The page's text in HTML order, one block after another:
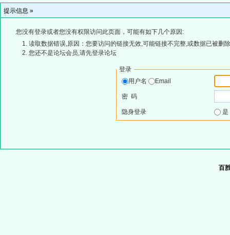
提示信息 »
您没有登录或者您没有权限访问此页面，可能有如下几个原因:
读取数据错误,原因：您要访问的链接无效,可能链接不完整,或数据已被删
您还不是论坛会员,请先登录论坛
登录
用户名
Email
密 码
隐身登录
百